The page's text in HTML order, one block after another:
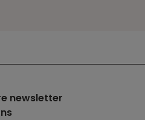
newsletter